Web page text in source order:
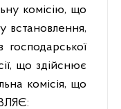
комісію, що
встановлення,
що здійснює
комісія, що